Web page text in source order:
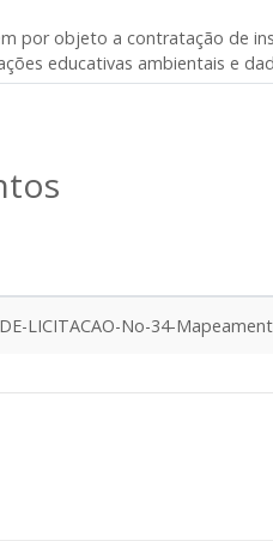
por objeto a contratação de
educativas ambientais e
LICITACAO-No-34-